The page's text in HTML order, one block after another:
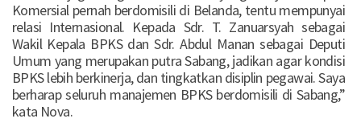
Komersial pernah berdomisili di Belanda, tentu mempunyai
relasi Internasional. Kepada Sdr. T. Zanuarsyah sebagai
Wakil Kepala BPKS dan Sdr. Abdul Manan sebagai Deputi
Umum yang merupakan putra Sabang, jadikan agar kondisi
BPKS lebih berkinerja, dan tingkatkan disiplin pegawai. Saya
berharap seluruh manajemen BPKS berdomisili di Sabang,”
kata Nova.